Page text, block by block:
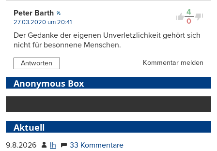
4
0
Peter Barth
27.03.2020 um 20:41
Der Gedanke der eigenen Unverletzlichkeit gehört sich
nicht für besonnene Menschen.
Antworten Kommentar melden
Anonymous Box
Aktuell
9.8.2026 lh 33 Kommentare